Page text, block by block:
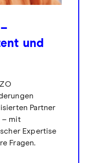
und
Partner
– mit
Expertise
Fragen.